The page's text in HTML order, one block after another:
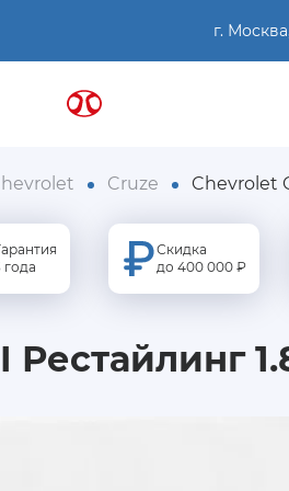
г.
Cruze Chevrolet
года
Скидка
до 400 000 ₽
Рестайлинг